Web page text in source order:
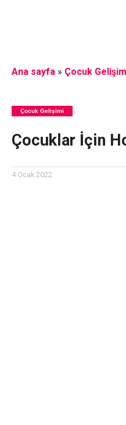
Ana sayfa» Çocuk
Çocuk Gelişimi
Çocuklar İçin
4 Ocak 2022